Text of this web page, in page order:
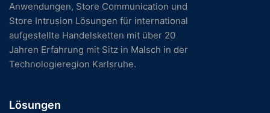
Anwendungen, Store Communication und
Store Intrusion Lösungen für international
aufgestellte Handelsketten mit über 20
Jahren Erfahrung mit Sitz in Malsch in der
Technologieregion Karlsruhe.
Lösungen